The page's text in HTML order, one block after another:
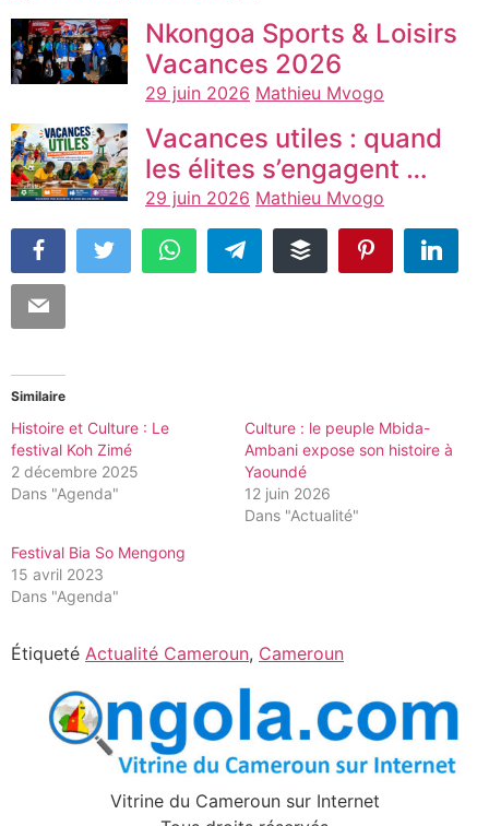
Nkongoa Sports & Loisirs
Vacances 2026
29 juin 2026 Mathieu Mvogo
Vacances utiles : quand
les élites s’engagent …
29 juin 2026 Mathieu Mvogo
Similaire
Histoire et Culture : Le
festival Koh Zimé
2 décembre 2025
Dans "Agenda"
Culture : le peuple Mbida-
Ambani expose son histoire à
Yaoundé
12 juin 2026
Dans "Actualité"
Festival Bia So Mengong
15 avril 2023
Dans "Agenda"
Étiqueté Actualité Cameroun, Cameroun
Vitrine du Cameroun sur Internet